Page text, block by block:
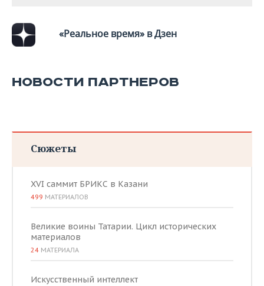
«Реальное время» в Дзен
НОВОСТИ ПАРТНЕРОВ
Сюжеты
XVI саммит БРИКС в Казани
499 МАТЕРИАЛОВ
Великие воины Татарии. Цикл исторических
материалов
24 МАТЕРИАЛА
Искусственный интеллект